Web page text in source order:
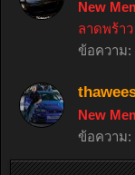
New
ลาดพร้าว
ข้อความ:
New
ข้อความ: